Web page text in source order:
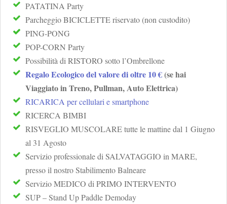
PATATINA Party
Parcheggio BICICLETTE riservato (non custodito)
PING-PONG
POP-CORN Party
Possibilità di RISTORO sotto l’Ombrellone
Regalo Ecologico del valore di oltre 10 €(se hai
Viaggiato in Treno, Pullman, Auto Elettrica)
RICARICA per cellulari e smartphone
RICERCA BIMBI
RISVEGLIO MUSCOLARE tutte le mattine dal 1 Giugno
al 31 Agosto
Servizio professionale di SALVATAGGIO in MARE,
presso il nostro Stabilimento Balneare
Servizio MEDICO di PRIMO INTERVENTO
SUP – Stand Up Paddle Demoday